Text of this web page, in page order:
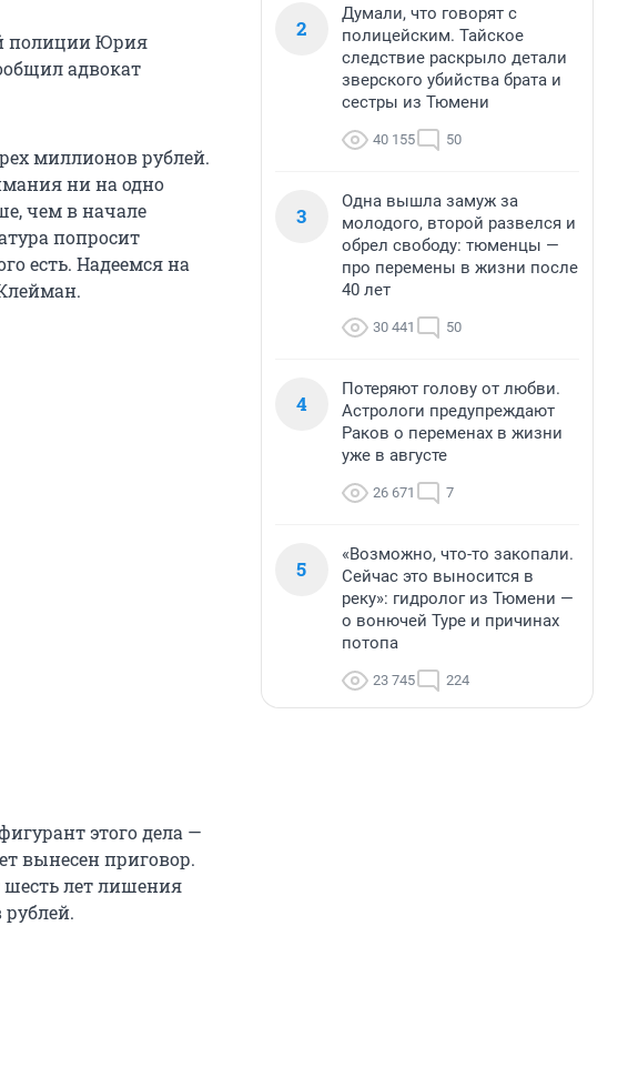
полиции Юрия
адвокат
миллионов рублей.
ни на одно
чем в начале
попросит
есть. Надеемся на
этого дела —
вынесен приговор.
шесть лет лишения
2
Думали, что говорят с
полицейским. Тайское
следствие раскрыло детали
зверского убийства брата и
сестры из Тюмени
40 155 50
3
Одна вышла замуж за
молодого, второй развелся и
обрел свободу: тюменцы —
про перемены в жизни после
40 лет
30 441 50
4
Потеряют голову от любви.
Астрологи предупреждают
Раков о переменах в жизни
уже в августе
26 671 7
5
«Возможно, что-то закопали.
Сейчас это выносится в
реку»: гидролог из Тюмени —
о вонючей Туре и причинах
потопа
23 745 224